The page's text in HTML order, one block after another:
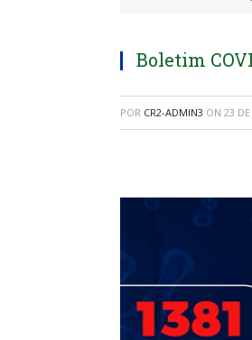
Boletim
POR CR2-ADMIN3 ON 23 DE